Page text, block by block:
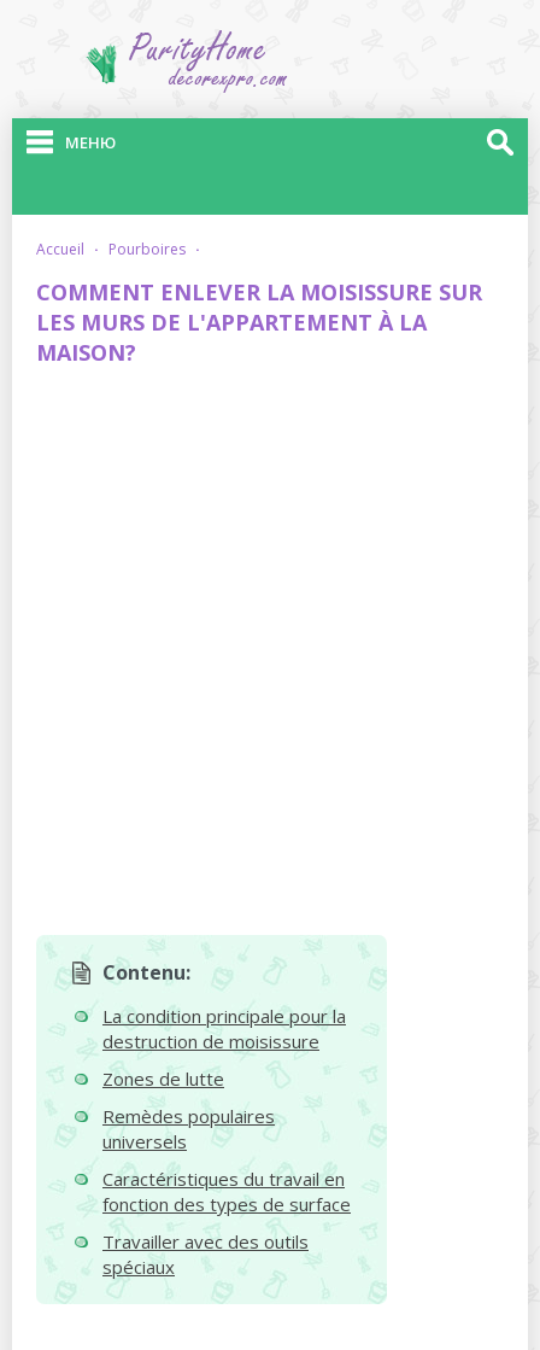
МЕНЮ
accueil · pourboires ·
COMMENT ENLEVER LA MOISISSURE SUR
LES MURS DE L'APPARTEMENT À LA
MAISON?
Contenu:
La condition principale pour la
destruction de moisissure
Zones de lutte
Remèdes populaires
universels
Caractéristiques du travail en
fonction des types de surface
Travailler avec des outils
spéciaux